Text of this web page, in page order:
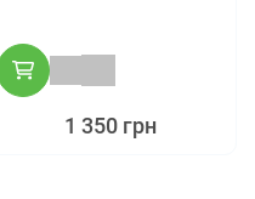
1 350 грн